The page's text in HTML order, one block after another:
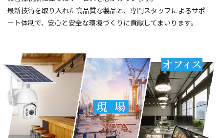
最新技術を取り入れた高品質な製品と、専門スタッフによるサポ
ート体制で、安心と安全な環境づくりに貢献してまいります。